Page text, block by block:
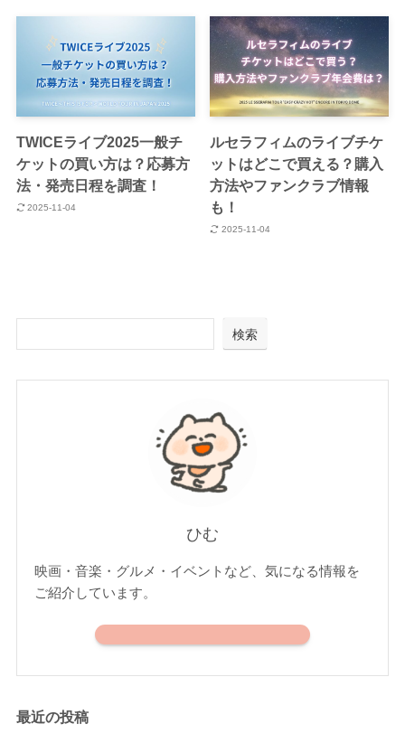
TWICEライブ2025一般チ
ケットの買い方は？応募方
法・発売日程を調査！
2025-11-04
ルセラフィムのライブチケ
ットはどこで買える？購入
方法やファンクラブ情報
も！
2025-11-04
検索
ひむ
映画・音楽・グルメ・イベントなど、気になる情報を
ご紹介しています。
最近の投稿